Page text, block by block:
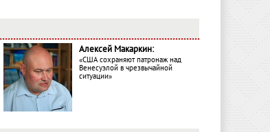
Алексей Макаркин:
«США сохраняют патронаж над
Венесуэлой в чрезвычайной
ситуации»